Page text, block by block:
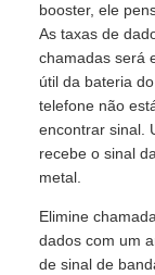
booster, ele
As taxas de
chamadas será
útil da bateria
telefone não
encontrar sinal.
recebe o sinal
metal.
Elimine
dados com um
de sinal de